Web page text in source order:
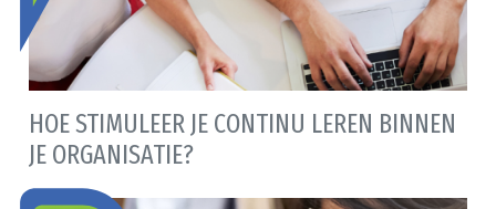
HOE STIMULEER JE CONTINU LEREN BINNEN
JE ORGANISATIE?